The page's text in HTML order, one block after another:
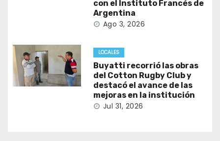
con el Instituto Francés de
Argentina
Ago 3, 2026
LOCALES
Buyatti recorrió las obras
del Cotton Rugby Club y
destacó el avance de las
mejoras en la institución
Jul 31, 2026